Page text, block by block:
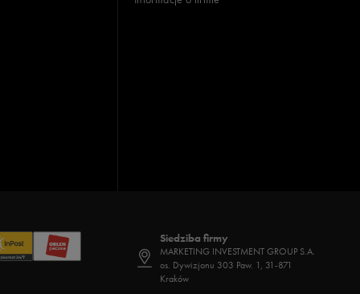
Siedziba firmy
MARKETING INVESTMENT GROUP S.A.
os. Dywizjonu 303 Paw. 1, 31-871
Kraków